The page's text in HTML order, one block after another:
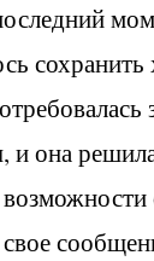
и она